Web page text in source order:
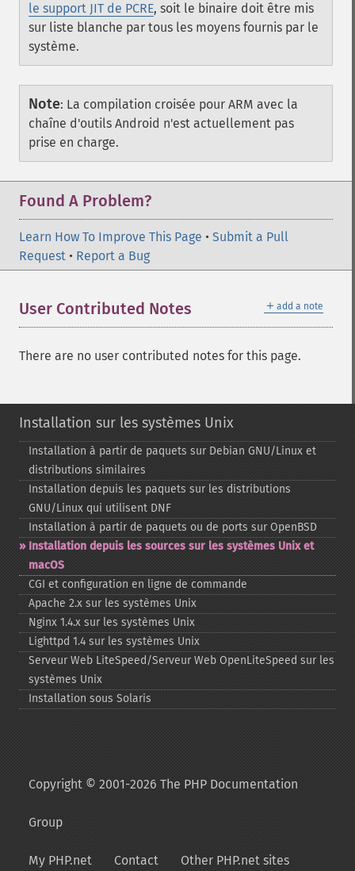
le support JIT de PCRE, soit le binaire doit être mis
sur liste blanche par tous les moyens fournis par le
système.
Note: La compilation croisée pour ARM avec la
chaîne d'outils Android n'est actuellement pas
prise en charge.
Found A Problem?
Learn How To Improve This Page • Submit a Pull
Request • Report a Bug
＋ add a note
User Contributed Notes
There are no user contributed notes for this page.
Installation sur les systèmes Unix
Installation à partir de paquets sur Debian GNU/Linux et
distributions similaires
Installation depuis les paquets sur les distributions
GNU/Linux qui utilisent DNF
Installation à partir de paquets ou de ports sur OpenBSD
Installation depuis les sources sur les systèmes Unix et
macOS
CGI et configuration en ligne de commande
Apache 2.x sur les systèmes Unix
Nginx 1.4.x sur les systèmes Unix
Lighttpd 1.4 sur les systèmes Unix
Serveur Web LiteSpeed/Serveur Web OpenLiteSpeed sur les
systèmes Unix
Installation sous Solaris
Copyright © 2001-2026 The PHP Documentation
Group
My PHP.net Contact Other PHP.net sites